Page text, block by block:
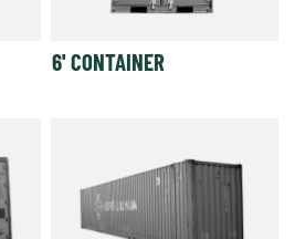
6' CONTAINER